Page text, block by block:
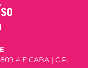
:
4 E CABA | C.P.